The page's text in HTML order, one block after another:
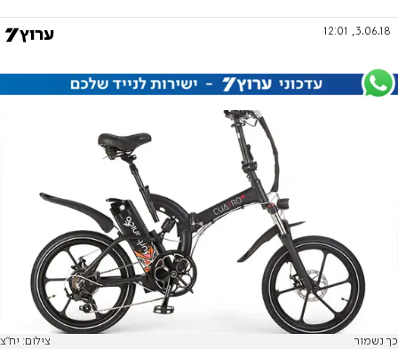
3.06.18, 12:01
כך נשמור צילום: יח"צ